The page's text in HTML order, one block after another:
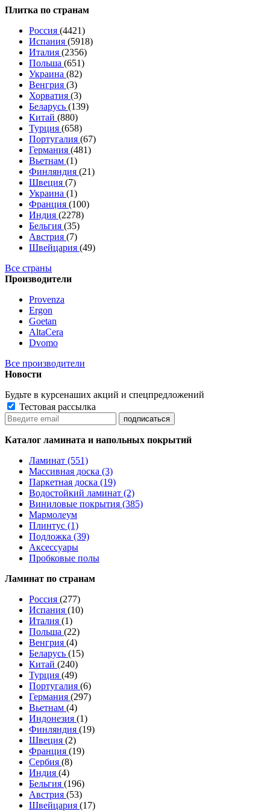
Плитка по странам
Россия (4421)
Испания (5918)
Италия (2356)
Польша (651)
Украина (82)
Венгрия (3)
Хорватия (3)
Беларусь (139)
Китай (880)
Турция (658)
Португалия (67)
Германия (481)
Вьетнам (1)
Финляндия (21)
Швеция (7)
Украина (1)
Франция (100)
Индия (2278)
Бельгия (35)
Австрия (7)
Швейцария (49)
Все страны
Производители
Provenza
Ergon
Goetan
AltaСera
Dvomo
Все производители
Новости
Будьте в курсенаших акций и спецпредложений
Тестовая рассылка
Каталог ламината и напольных покрытий
Ламинат (551)
Массивная доска (3)
Паркетная доска (19)
Водостойкий ламинат (2)
Виниловые покрытия (385)
Мармолеум
Плинтус (1)
Подложка (39)
Аксессуары
Пробковые полы
Ламинат по странам
Россия (277)
Испания (10)
Италия (1)
Польша (22)
Венгрия (4)
Беларусь (15)
Китай (240)
Турция (49)
Португалия (6)
Германия (297)
Вьетнам (4)
Индонезия (1)
Финляндия (19)
Швеция (2)
Франция (19)
Сербия (8)
Индия (4)
Бельгия (196)
Австрия (53)
Швейцария (17)